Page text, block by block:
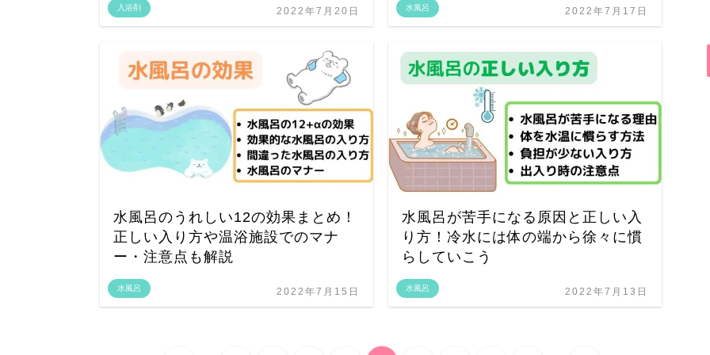
入浴剤 2022年7月20日 水風呂 2022年7月17日
水風呂
水風呂のうれしい12の効果まとめ！
正しい入り方や温浴施設でのマナ
ー・注意点も解説
2022年7月15日 水風呂
水風呂が苦手になる原因と正しい入
り方！冷水には体の端から徐々に慣
らしていこう
2022年7月13日